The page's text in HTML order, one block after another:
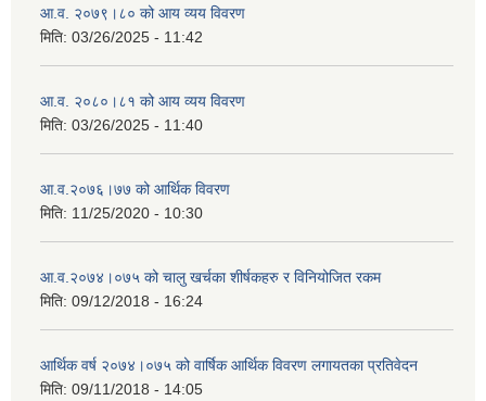
आ.व. २०७९।८० को आय व्यय विवरण
मिति: 03/26/2025 - 11:42
आ.व. २०८०।८१ को आय व्यय विवरण
मिति: 03/26/2025 - 11:40
आ.व.२०७६।७७ को आर्थिक विवरण
मिति: 11/25/2020 - 10:30
आ.व.२०७४।०७५ को चालु खर्चका शीर्षकहरु र विनियोजित रकम
मिति: 09/12/2018 - 16:24
आर्थिक वर्ष २०७४।०७५ को वार्षिक आर्थिक विवरण लगायतका प्रतिवेदन
मिति: 09/11/2018 - 14:05